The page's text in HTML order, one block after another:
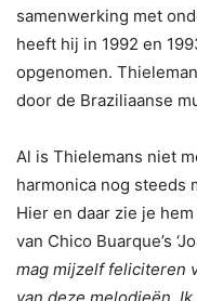
samenwerking met
heeft hij in 1992 en
opgenomen.
door de Braziliaanse
Al is Thielemans niet
harmonica nog steeds
Hier en daar zie je
van Chico Buarque’s
mag mijzelf feliciteren
van deze melodieën.